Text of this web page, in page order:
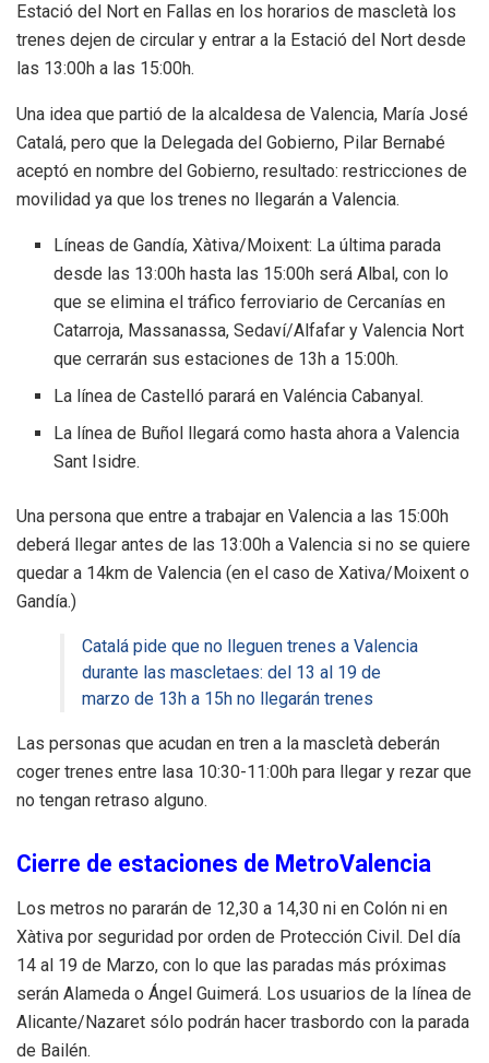
Estació del Nort en Fallas en los horarios de mascletà los
trenes dejen de circular y entrar a la Estació del Nort desde
las 13:00h a las 15:00h.
Una idea que partió de la alcaldesa de Valencia, María José
Catalá, pero que la Delegada del Gobierno, Pilar Bernabé
aceptó en nombre del Gobierno, resultado: restricciones de
movilidad ya que los trenes no llegarán a Valencia.
Líneas de Gandía, Xàtiva/Moixent: La última parada
desde las 13:00h hasta las 15:00h será Albal, con lo
que se elimina el tráfico ferroviario de Cercanías en
Catarroja, Massanassa, Sedaví/Alfafar y Valencia Nort
que cerrarán sus estaciones de 13h a 15:00h.
La línea de Castelló parará en Valéncia Cabanyal.
La línea de Buñol llegará como hasta ahora a Valencia
Sant Isidre.
Una persona que entre a trabajar en Valencia a las 15:00h
deberá llegar antes de las 13:00h a Valencia si no se quiere
quedar a 14km de Valencia (en el caso de Xativa/Moixent o
Gandía.)
Catalá pide que no lleguen trenes a Valencia
durante las mascletaes: del 13 al 19 de
marzo de 13h a 15h no llegarán trenes
Las personas que acudan en tren a la mascletà deberán
coger trenes entre lasa 10:30-11:00h para llegar y rezar que
no tengan retraso alguno.
Cierre de estaciones de MetroValencia
Los metros no pararán de 12,30 a 14,30 ni en Colón ni en
Xàtiva por seguridad por orden de Protección Civil. Del día
14 al 19 de Marzo, con lo que las paradas más próximas
serán Alameda o Ángel Guimerá. Los usuarios de la línea de
Alicante/Nazaret sólo podrán hacer trasbordo con la parada
de Bailén.